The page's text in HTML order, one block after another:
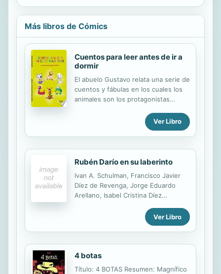
Más libros de Cómics
Cuentos para leer antes de ir a
dormir
El abuelo Gustavo relata una serie de
cuentos y fábulas en los cuales los
animales son los protagonistas
increíbles aventuras de la perrita
Rusa y su inseparable amigo, el gato
Travieso. Un genial libro de lectura
más que recomendable para todos
los aficionados a la literatura infantil.
González.
Ver Libro
Rubén Darío en su laberinto
Ivan A. Schulman, Francisco Javier
Díez de Revenga, Jorge Eduardo
Arellano, Isabel Cristina Díez
María Martínez, Alfonso García
Morales, Carmen Sosa Gil, Antonio
Lorente Medina, Albert o Acereda,
Luis Rafael Hernández, Alejandra
Torres, Mariam Bourhan, Beatriz
Ver Libro
4 botas
Título: 4 BOTAS Resumen: Magnífico